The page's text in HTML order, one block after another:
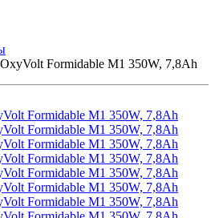
Formidable M1 350W, 7,8Ah